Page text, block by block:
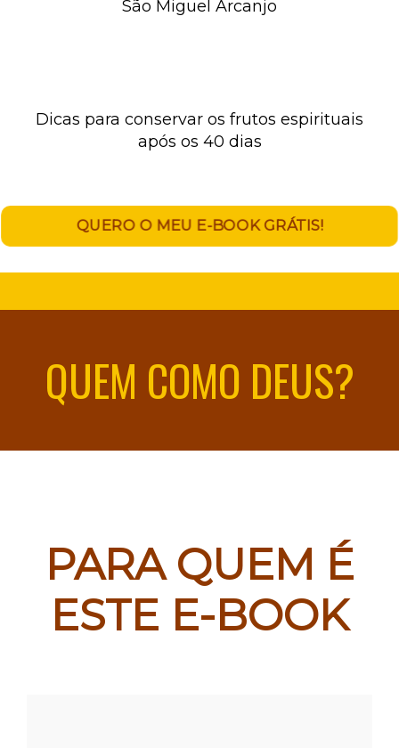
São Miguel Arcanjo
Dicas para conservar os frutos espirituais
após os 40 dias
QUERO O MEU E-BOOK GRÁTIS!
QUEM COMO DEUS?
PARA QUEM É
ESTE E-BOOK